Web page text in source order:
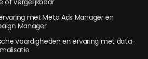
of vergelijkbaar
met Meta Ads Manager en
Manager
vaardigheden en ervaring met data-